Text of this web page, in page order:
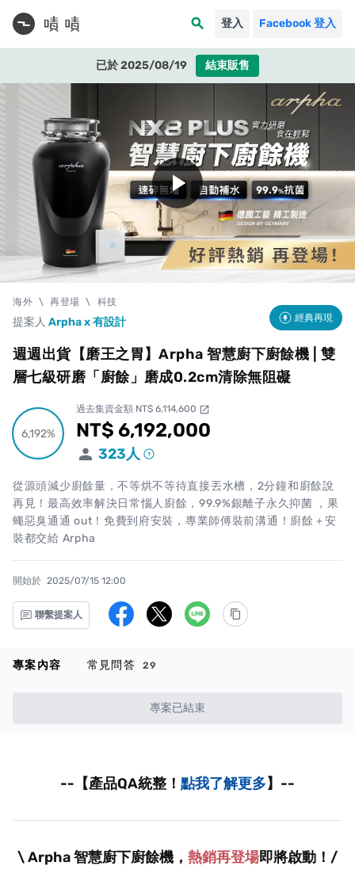
search 登入 Facebook 登入
已於 2025/08/19 結束販售
play_arrow
海外 \ 再登場 \ 科技
提案人 Arpha x 有設計 經典再現
週週出貨【磨王之胃】Arpha 智慧廚下廚餘機 | 雙
層七級研磨「廚餘」磨成0.2cm清除無阻礙
6,192%
6,192%
過去集資金額 NT$ 6,114,600 open_in_new
累計集資金額
NT$ 6,192,000
323人
從源頭減少廚餘量，不等烘不等待直接丟水槽，2分鐘和廚餘說
再見！最高效率解決日常惱人廚餘，99.9%銀離子永久抑菌 ，果
蠅惡臭通通 out！免費到府安裝，專業師傅裝前溝通！廚餘＋安
裝都交給 Arpha
開始於 2025/07/15 12:00
聯繫提案人
專案內容 常見問答 29
專案已結束
--【產品QA統整！ 點我了解更多】--
\ Arpha 智慧廚下廚餘機， 熱銷再登場即將啟動！/